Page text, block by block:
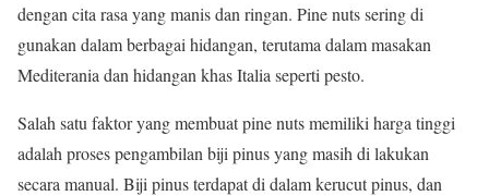
dengan cita rasa yang manis dan ringan. Pine nuts sering di
gunakan dalam berbagai hidangan, terutama dalam masakan
Mediterania dan hidangan khas Italia seperti pesto.
Salah satu faktor yang membuat pine nuts memiliki harga tinggi
adalah proses pengambilan biji pinus yang masih di lakukan
secara manual. Biji pinus terdapat di dalam kerucut pinus, dan